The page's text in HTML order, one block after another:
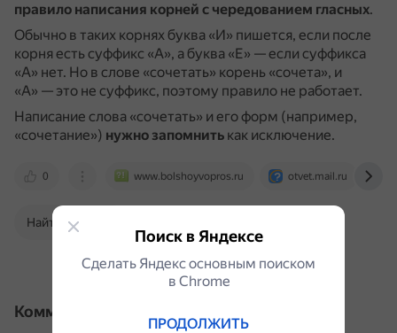
правило написания корней с чередованием гласных.
Обычно в таких корнях буква «И» пишется, если после
корня есть суффикс «А», а буква «Е» — если суффикса
«А» нет. Но в слове «сочетать» корень «сочета», и
«А» — это не суффикс, поэтому правило не работает.
Написание слова «сочетать» и его форм (например,
«сочетание») нужно запомнить как исключение.
0 www.bolshoyvopros.ru otvet.mail.ru
Найти в Поиске
Комментарии
Поиск в Яндексе
Сделать Яндекс основным поиском
в Сhrome
ПРОДОЛЖИТЬ